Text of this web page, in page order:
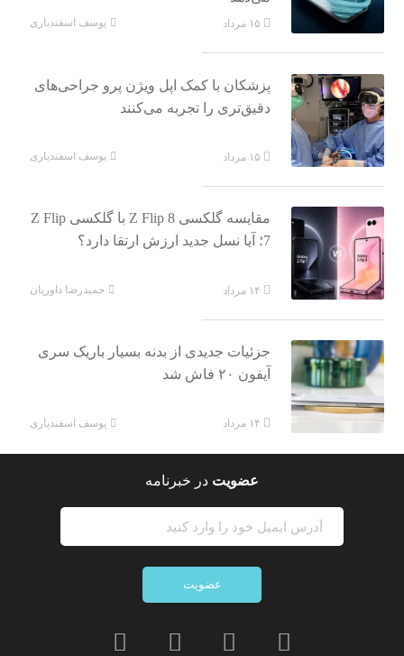
۱۵ مرداد یوسف اسفندیاری
پزشکان با کمک اپل ویژن پرو جراحی‌های
دقیق‌تری را تجربه می‌کنند
۱۵ مرداد یوسف اسفندیاری
مقایسه گلکسی Z Flip 8 با گلکسی Z Flip
7؛ آیا نسل جدید ارزش ارتقا دارد؟
۱۴ مرداد حمیدرضا داوریان
جزئیات جدیدی از بدنه بسیار باریک سری
آیفون ۲۰ فاش شد
۱۴ مرداد یوسف اسفندیاری
عضویت در خبرنامه
عضویت